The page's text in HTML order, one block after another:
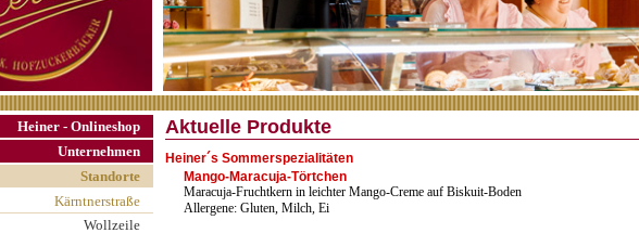
Heiner - Onlineshop
Unternehmen
Standorte
Kärntnerstraße
Wollzeile
Aktuelle Produkte
Heiner´s Sommerspezialitäten
Mango-Maracuja-Törtchen
Maracuja-Fruchtkern in leichter Mango-Creme auf Biskuit-Boden
Allergene: Gluten, Milch, Ei